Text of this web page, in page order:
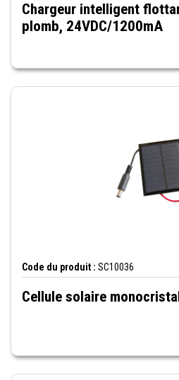
Chargeur intelligent
plomb, 24VDC/1200mA
Code du produit : SC10036
Cellule solaire